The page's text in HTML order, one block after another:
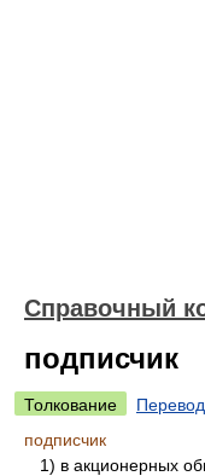
Справочный
подписчик
Толкование
Перевод
подписчик
1) в акционерных